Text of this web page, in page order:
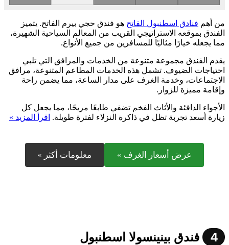
من أهم فنادق اسطنبول الفاتح هو فندق حجي بيرم الفاتح. يتميز
الفندق بموقعه الاستراتيجي القريب من المعالم السياحية الشهيرة،
مما يجعله خيارًا مثاليًا للمسافرين من جميع الأنواع.
يقدم الفندق مجموعة متنوعة من الخدمات والمرافق التي تلبي
احتياجات الضيوف. تشمل هذه الخدمات المطاعم المتنوعة، مرافق
الاجتماعات، وخدمة الغرف على مدار الساعة، مما يضمن راحة
وإقامة مميزة للزوار.
الأجواء الدافئة والأثاث الفخم تضفي طابعًا مريحًا، مما يجعل كل
زيارة أسعد تجربة تظل في ذاكرة النزلاء لفترة طويلة. اقرأ المزيد »
عرض أسعار الغرف » معلومات أكثر »
4 فندق بينينسولا اسطنبول